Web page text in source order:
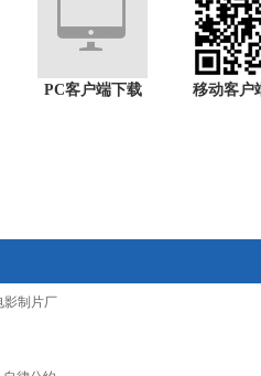
PC客户端下载 移动客户
影制片厂